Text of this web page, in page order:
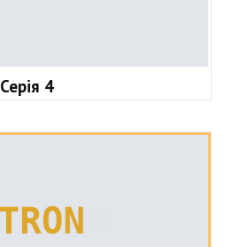
Серія 4